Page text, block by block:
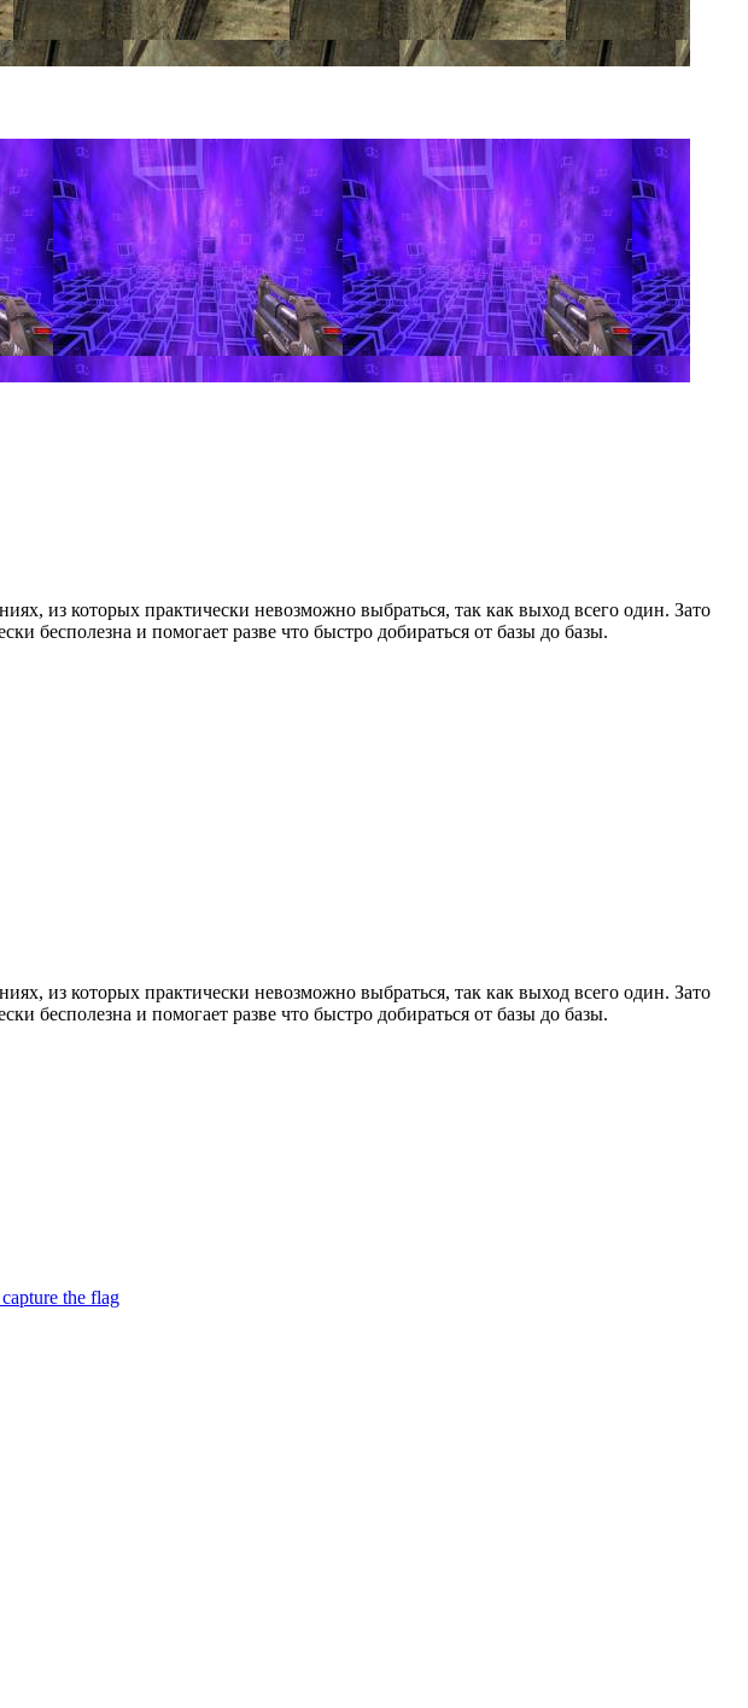
из которых практически невозможно выбраться, так как выход всего один. Зато
бесполезна и помогает разве что быстро добираться от базы до базы.
из которых практически невозможно выбраться, так как выход всего один. Зато
бесполезна и помогает разве что быстро добираться от базы до базы.
the flag